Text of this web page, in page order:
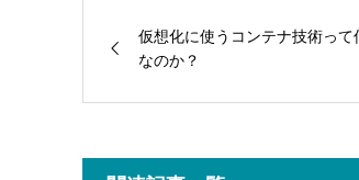
仮想化に使うコンテナ技術っ
なのか？